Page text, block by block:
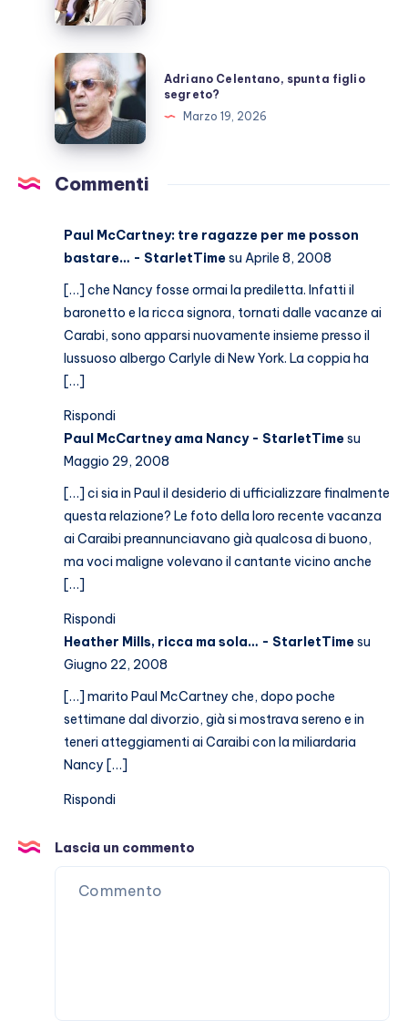
ora
dopo
il
ricovero
Adriano
Celentano,
spunta
figlio
segreto?
Adriano Celentano, spunta figlio
segreto?
Marzo 19, 2026
Commenti
Paul McCartney: tre ragazze per me posson
bastare… - StarletTimesu Aprile 8, 2008
[…] che Nancy fosse ormai la prediletta. Infatti il
baronetto e la ricca signora, tornati dalle vacanze ai
Carabi, sono apparsi nuovamente insieme presso il
lussuoso albergo Carlyle di New York. La coppia ha
[…]
Rispondi
Paul McCartney ama Nancy - StarletTimesu
Maggio 29, 2008
[…] ci sia in Paul il desiderio di ufficializzare finalmente
questa relazione? Le foto della loro recente vacanza
ai Caraibi preannunciavano già qualcosa di buono,
ma voci maligne volevano il cantante vicino anche
[…]
Rispondi
Heather Mills, ricca ma sola… - StarletTimesu
Giugno 22, 2008
[…] marito Paul McCartney che, dopo poche
settimane dal divorzio, già si mostrava sereno e in
teneri atteggiamenti ai Caraibi con la miliardaria
Nancy […]
Rispondi
Lascia un commento